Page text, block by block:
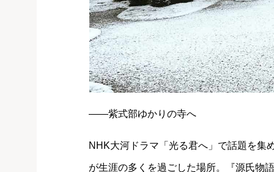
――紫式部ゆかりの寺へ
NHK大河ドラマ「光る君へ」で話題を集
が生涯の多くを過ごした場所。『源氏物